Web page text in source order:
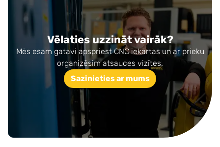
Vēlaties uzzināt vairāk?
Mēs esam gatavi apspriest CNC iekārtas un ar prieku
organizēsim atsauces vizītes.
Sazinieties ar mums